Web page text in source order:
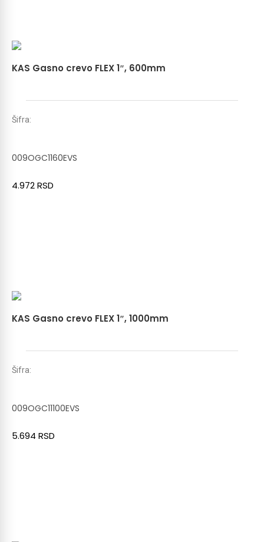
KAS Gasno crevo FLEX 1″, 600mm
Šifra:
009OGC1160EVS
4.972RSD
KAS Gasno crevo FLEX 1″, 1000mm
Šifra:
009OGC11100EVS
5.694 RSD